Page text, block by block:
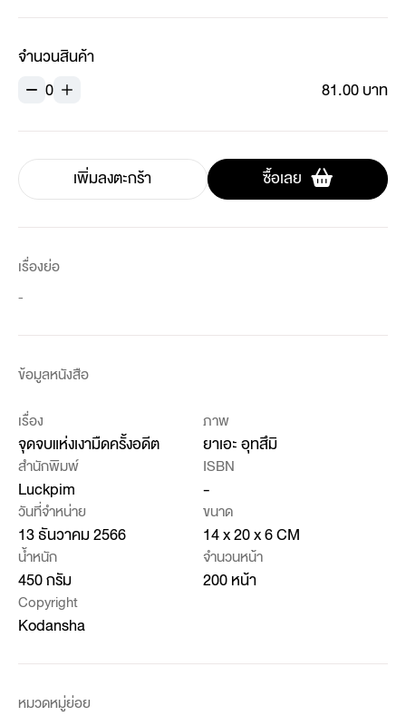
จำนวนสินค้า
0
81.00 บาท
เพิ่มลงตะกร้า ซื้อเลย
เรื่องย่อ
-
ข้อมูลหนังสือ
เรื่อง
จุดจบแห่งเงามืดครั้งอดีต
ภาพ
ยาเอะ อุทสึมิ
สำนักพิมพ์
Luckpim
ISBN
-
วันที่จำหน่าย
13 ธันวาคม 2566
ขนาด
14 x 20 x 6 CM
น้ำหนัก
450 กรัม
จำนวนหน้า
200 หน้า
Copyright
Kodansha
หมวดหมู่ย่อย